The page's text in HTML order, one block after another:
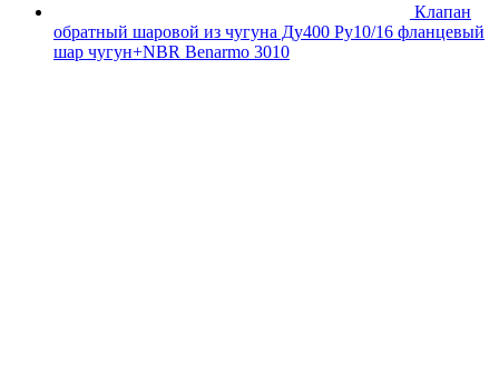
Клапан
обратный шаровой из чугуна Ду400 Ру10/16 фланцевый
шар чугун+NBR Benarmo 3010